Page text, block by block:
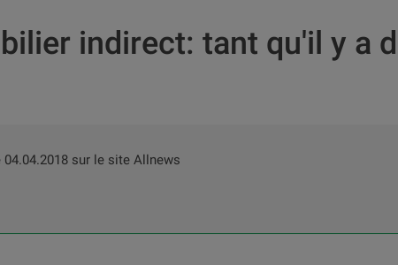
indirect: tant qu'il y a
sur le site Allnews